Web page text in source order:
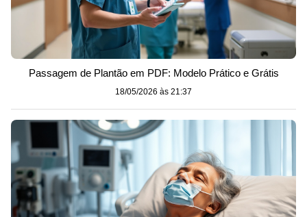
Passagem de Plantão em PDF: Modelo Prático e Grátis
18/05/2026 às 21:37